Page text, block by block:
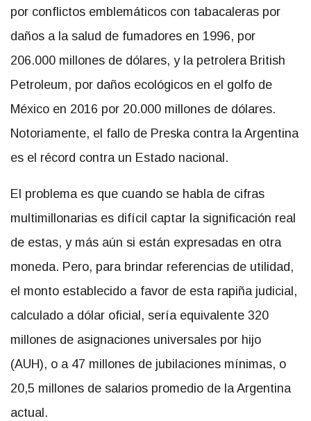
por conflictos emblemáticos con tabacaleras por
daños a la salud de fumadores en 1996, por
206.000 millones de dólares, y la petrolera British
Petroleum, por daños ecológicos en el golfo de
México en 2016 por 20.000 millones de dólares.
Notoriamente, el fallo de Preska contra la Argentina
es el récord contra un Estado nacional.
El problema es que cuando se habla de cifras
multimillonarias es difícil captar la significación real
de estas, y más aún si están expresadas en otra
moneda. Pero, para brindar referencias de utilidad,
el monto establecido a favor de esta rapiña judicial,
calculado a dólar oficial, sería equivalente 320
millones de asignaciones universales por hijo
(AUH), o a 47 millones de jubilaciones mínimas, o
20,5 millones de salarios promedio de la Argentina
actual.